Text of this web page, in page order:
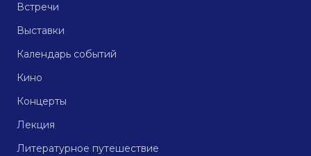
Встречи
Выставки
Календарь событий
Кино
Концерты
Лекция
Литературное путешествие